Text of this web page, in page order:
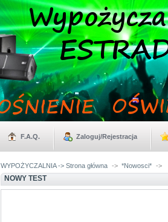
F.A.Q. Zaloguj/Rejestracja
WYPOŻYCZALNIA -> Strona główna -> *Nowosci* ->
NOWY TEST